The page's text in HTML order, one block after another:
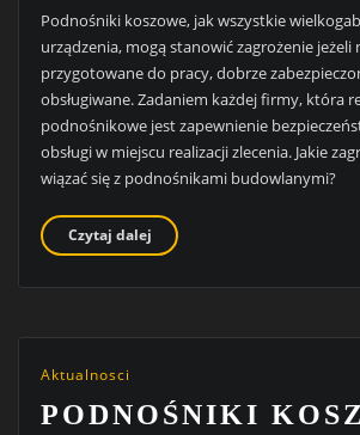
Podnośniki koszowe, jak wszystkie
urządzenia, mogą stanowić zagrożenie
przygotowane do pracy, dobrze
obsługiwane. Zadaniem każdej firmy, która
podnośnikowe jest zapewnienie
obsługi w miejscu realizacji zlecenia. Jakie
wiązać się z podnośnikami budowlanymi?
Czytaj dalej
Aktualnosci
PODNOŚNIKI